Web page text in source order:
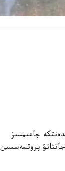
جاعىمسىز
پروتسەسسىن